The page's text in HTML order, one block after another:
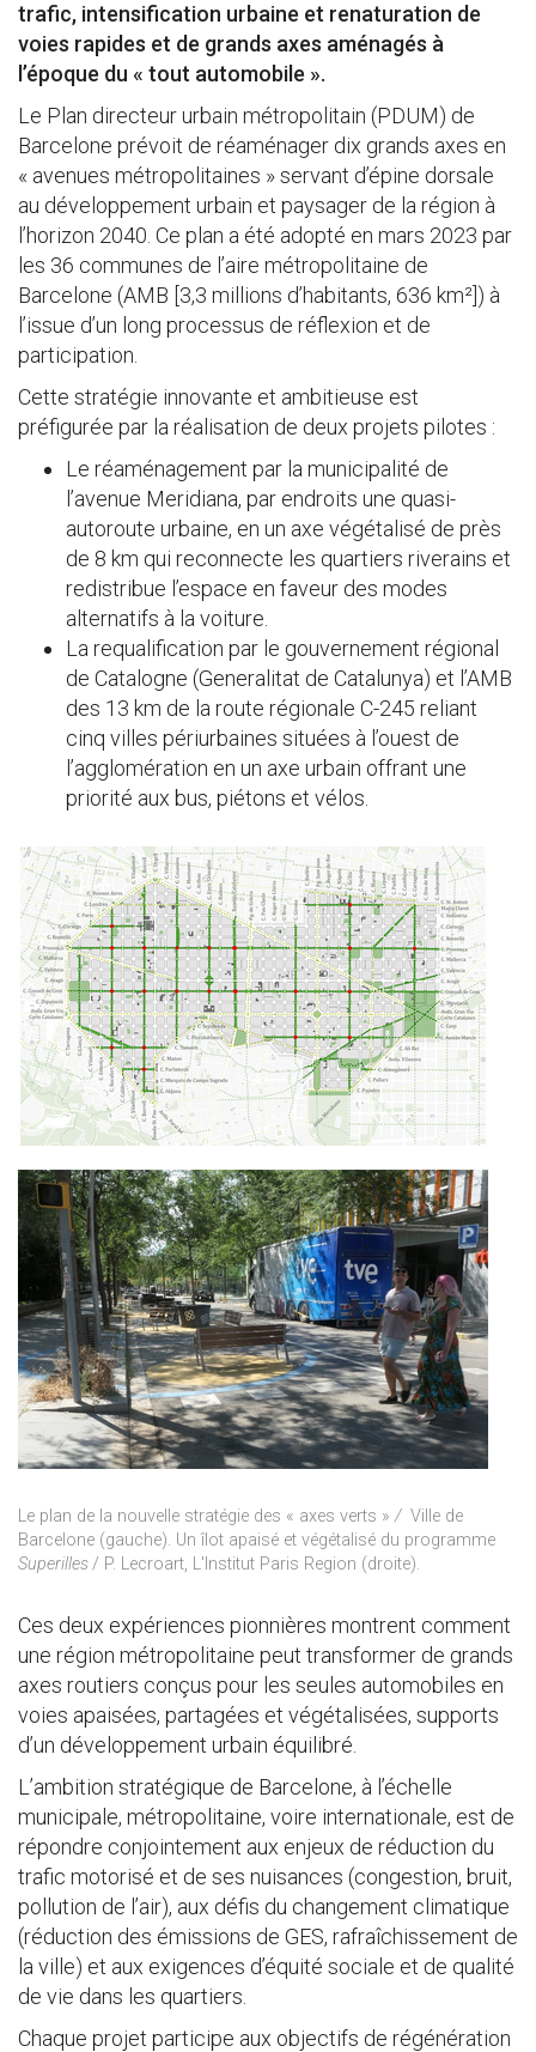
trafic, intensification urbaine et renaturation de
voies rapides et de grands axes aménagés à
l’époque du « tout automobile ».
Le Plan directeur urbain métropolitain (PDUM) de
Barcelone prévoit de réaménager dix grands axes en
« avenues métropolitaines » servant d’épine dorsale
au développement urbain et paysager de la région à
l’horizon 2040. Ce plan a été adopté en mars 2023 par
les 36 communes de l’aire métropolitaine de
Barcelone (AMB [3,3 millions d’habitants, 636 km²]) à
l’issue d’un long processus de réflexion et de
participation.
Cette stratégie innovante et ambitieuse est
préfigurée par la réalisation de deux projets pilotes :
Le réaménagement par la municipalité de
l’avenue Meridiana, par endroits une quasi-
autoroute urbaine, en un axe végétalisé de près
de 8 km qui reconnecte les quartiers riverains et
redistribue l’espace en faveur des modes
alternatifs à la voiture.
La requalification par le gouvernement régional
de Catalogne (Generalitat de Catalunya) et l’AMB
des 13 km de la route régionale C-245 reliant
cinq villes périurbaines situées à l’ouest de
l’agglomération en un axe urbain offrant une
priorité aux bus, piétons et vélos.
Le plan de la nouvelle stratégie des « axes verts » / Ville de
Barcelone (gauche). Un îlot apaisé et végétalisé du programme
Superilles/ P. Lecroart, L'Institut Paris Region (droite).
Ces deux expériences pionnières montrent comment
une région métropolitaine peut transformer de grands
axes routiers conçus pour les seules automobiles en
voies apaisées, partagées et végétalisées, supports
d’un développement urbain équilibré.
L’ambition stratégique de Barcelone, à l’échelle
municipale, métropolitaine, voire internationale, est de
répondre conjointement aux enjeux de réduction du
trafic motorisé et de ses nuisances (congestion, bruit,
pollution de l’air), aux défis du changement climatique
(réduction des émissions de GES, rafraîchissement de
la ville) et aux exigences d’équité sociale et de qualité
de vie dans les quartiers.
Chaque projet participe aux objectifs de régénération